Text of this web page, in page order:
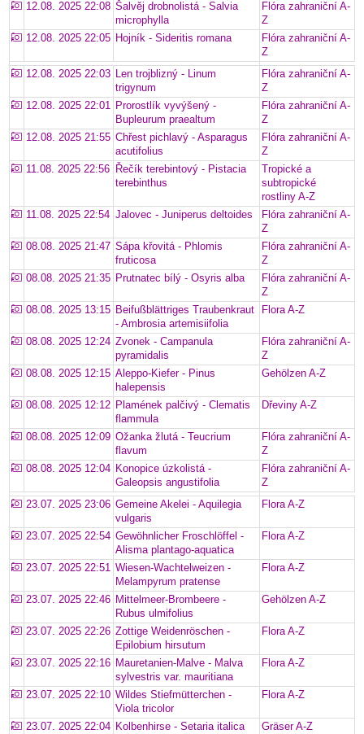
12.08. 2025 22:08 Šalvěj drobnolistá - Salvia
microphylla
Flóra zahraniční A-
Z
12.08. 2025 22:05 Hojník - Sideritis romana
Flóra zahraniční A-
Z
12.08. 2025 22:03 Len trojblizný - Linum
trigynum
Flóra zahraniční A-
Z
12.08. 2025 22:01 Prorostlík vyvýšený -
Bupleurum praealtum
Flóra zahraniční A-
Z
12.08. 2025 21:55 Chřest pichlavý - Asparagus
acutifolius
Flóra zahraniční A-
Z
11.08. 2025 22:56
Řečík terebintový - Pistacia
terebinthus
Tropické a
subtropické
rostliny A-Z
11.08. 2025 22:54 Jalovec - Juniperus deltoides
Flóra zahraniční A-
Z
08.08. 2025 21:47 Sápa křovitá - Phlomis
fruticosa
Flóra zahraniční A-
Z
08.08. 2025 21:35 Prutnatec bílý - Osyris alba
Flóra zahraniční A-
Z
08.08. 2025 13:15 Beifußblättriges Traubenkraut
- Ambrosia artemisiifolia
Flora A-Z
08.08. 2025 12:24 Zvonek - Campanula
pyramidalis
Flóra zahraniční A-
Z
08.08. 2025 12:15 Aleppo-Kiefer - Pinus
halepensis
Gehölzen A-Z
08.08. 2025 12:12 Plamének palčivý - Clematis
flammula
Dřeviny A-Z
08.08. 2025 12:09 Ožanka žlutá - Teucrium
flavum
Flóra zahraniční A-
Z
08.08. 2025 12:04 Konopice úzkolistá -
Galeopsis angustifolia
Flóra zahraniční A-
Z
23.07. 2025 23:06 Gemeine Akelei - Aquilegia
vulgaris
Flora A-Z
23.07. 2025 22:54 Gewöhnlicher Froschlöffel -
Alisma plantago-aquatica
Flora A-Z
23.07. 2025 22:51 Wiesen-Wachtelweizen -
Melampyrum pratense
Flora A-Z
23.07. 2025 22:46 Mittelmeer-Brombeere -
Rubus ulmifolius
Gehölzen A-Z
23.07. 2025 22:26 Zottige Weidenröschen -
Epilobium hirsutum
Flora A-Z
23.07. 2025 22:16 Mauretanien-Malve - Malva
sylvestris var. mauritiana
Flora A-Z
23.07. 2025 22:10 Wildes Stiefmütterchen -
Viola tricolor
Flora A-Z
23.07. 2025 22:04 Kolbenhirse - Setaria italica Gräser A-Z